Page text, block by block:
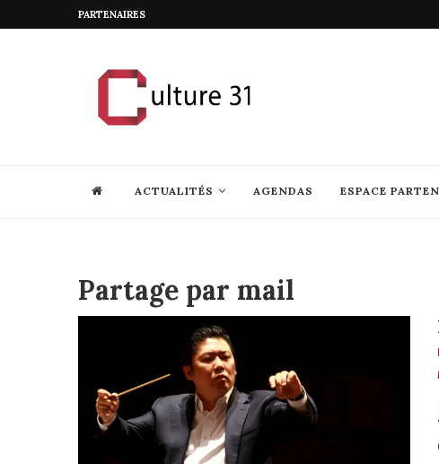
PARTENAIRES
ACTUALITÉS AGENDAS ESPACE
Partage par mail